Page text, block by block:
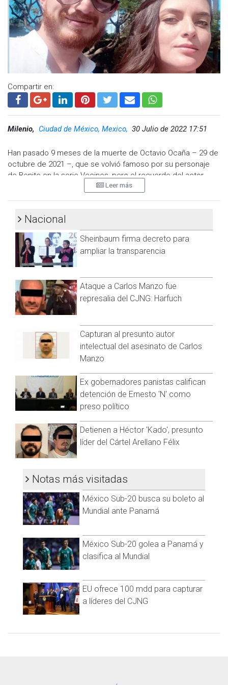
Ver esta publicación en Instagram
Compartir en:
Milenio, Ciudad de México, Mexico, 30 Julio de 2022 17:51
Han pasado 9 meses de la muerte de Octavio Ocaña – 29 de
octubre de 2021 –, que se volvió famoso por su personaje
de Benito en la serie Vecinos, pero el recuerdo del actor
está presente en sus cercanos, así lo demostró quien fuera
A través de su cuenta en Instagram, la joven, con quien el
famoso procreó un hijo, publicó un texto que acompañó con
un video donde recopiló varios momentos de su convivencia
con Ocaña.
​“9 meses y en este proceso vuelvo a sentir negación e ira.
¿Por qué tú? ¿Por qué yo? ¿Por qué nosotros? Te necesito
más que nunca”, escribió Nerea.
“Simplemente ya no siento nada, como si mi alma estuviera
triste, como si me hubieran apagado. Solo sé que te amo y
que eso nunca va a cambiar ni un poco”, agregó.
Ver esta publicación en Instagram
Leer más
Nacional
Sheinbaum firma decreto para
ampliar la transparencia
Ataque a Carlos Manzo fue
represalia del CJNG: Harfuch
Capturan al presunto autor
intelectual del asesinato de Carlos
Manzo
Ex gobernadores panistas califican
detención de Ernesto 'N' como
preso político
Detienen a Héctor 'Kado', presunto
líder del Cártel Arellano Félix
Notas más visitadas
México Sub-20 busca su boleto al
Mundial ante Panamá
México Sub-20 golea a Panamá y
clasifica al Mundial
EU ofrece 100 mdd para capturar
a líderes del CJNG